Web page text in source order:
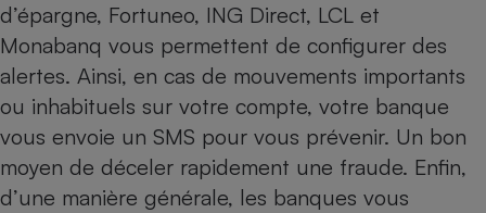
d’épargne, Fortuneo, ING Direct, LCL et
Monabanq vous permettent de configurer des
alertes. Ainsi, en cas de mouvements importants
ou inhabituels sur votre compte, votre banque
vous envoie un SMS pour vous prévenir. Un bon
moyen de déceler rapidement une fraude. Enfin,
d’une manière générale, les banques vous